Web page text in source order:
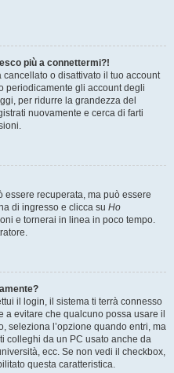
più a connettermi?!
o disattivato il tuo account
periodicamente gli account degli
per ridurre la grandezza del
nuovamente e cerca di farti
essere recuperata, ma può essere
di ingresso e clicca su Ho
e tornerai in linea in poco tempo.
il login, il sistema ti terrà connesso
evitare che qualcuno possa usare il
seleziona l’opzione quando entri, ma
colleghi da un PC usato anche da
ecc. Se non vedi il checkbox,
questa caratteristica.